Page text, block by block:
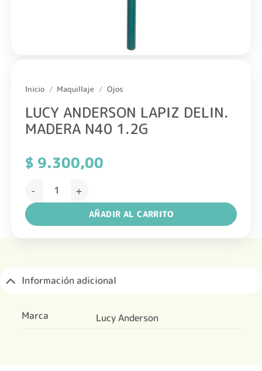
Inicio / Maquillaje / Ojos
LUCY ANDERSON LAPIZ DELIN.
MADERA N40 1.2G
$9.300,00
LUCY ANDERSON LAPIZ DELIN. MADERA N40 1.2G
AÑADIR AL CARRITO
Información adicional
Marca Lucy Anderson